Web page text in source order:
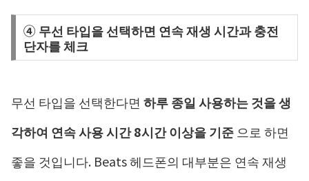
④ 무선 타입을 선택하면 연속 재생 시간과 충전
단자를 체크
무선 타입을 선택한다면 하루 종일 사용하는 것을 생
각하여 연속 사용 시간 8시간 이상을 기준 으로 하면
좋을 것입니다. Beats 헤드폰의 대부분은 연속 재생